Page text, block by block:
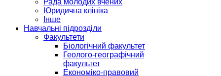
Рада молодих вчених
Юридична клініка
Інше
Навчальні підрозділи
Факультети
Біологічний факультет
Геолого-географічний
факультет
Економіко-правовий